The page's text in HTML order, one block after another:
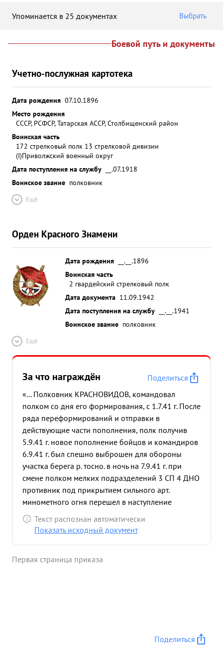
Упоминается в 25 документах Выбрать
Боевой путь и документы
Учетно-послужная картотека
Дата рождения 07.10.1896
Место рождения
СССР, РСФСР, Татарская АССР, Столбищенский район
Воинская часть
172 стрелковый полк 13 стрелковой дивизии
(I)Приволжский военный округ
Дата поступления на службу
__.07.1918
Воинское звание полковник
Ещё
Орден Красного Знамени
Дата рождения
__.__.1896
Воинская часть
2 гвардейский стрелковый полк
Дата документа 11.09.1942
Дата поступления на службу
__.__.1941
Воинское звание полковник
Ещё
За что награждён
Поделиться
«... Полковник КРАСНОВИДОВ, командовал
полком со дня его формирования, с 1.7.41 г. После
ряда переформирований и отправки в
действующие части пополнения, полк получив
5.9.41 г. новое пополнение бойцов и командиров
6.9.41 г. был спешно выброшен для обороны
участка берега р. тосно. в ночь на 7.9.41 г. при
смене полком мелких подразделений 3 СП 4 ДНО
противник под прикрытием сильного арт.
минометного огня перешел в наступление
потеснив части ДНО. Автоматчики противника
глубоко вклинились в тыл. Тов. КРАСНОВИДОВ
р.тосно. С 7.9.41 г.по 11.9.41 г. полк неоднократно
КРАСНОВИДОВ организовал оборону и держал ее
до смены полка 3 стрелковым полком. Из
Текст распознан автоматически
Показать исходный документ
Первая страница приказа
Поделиться